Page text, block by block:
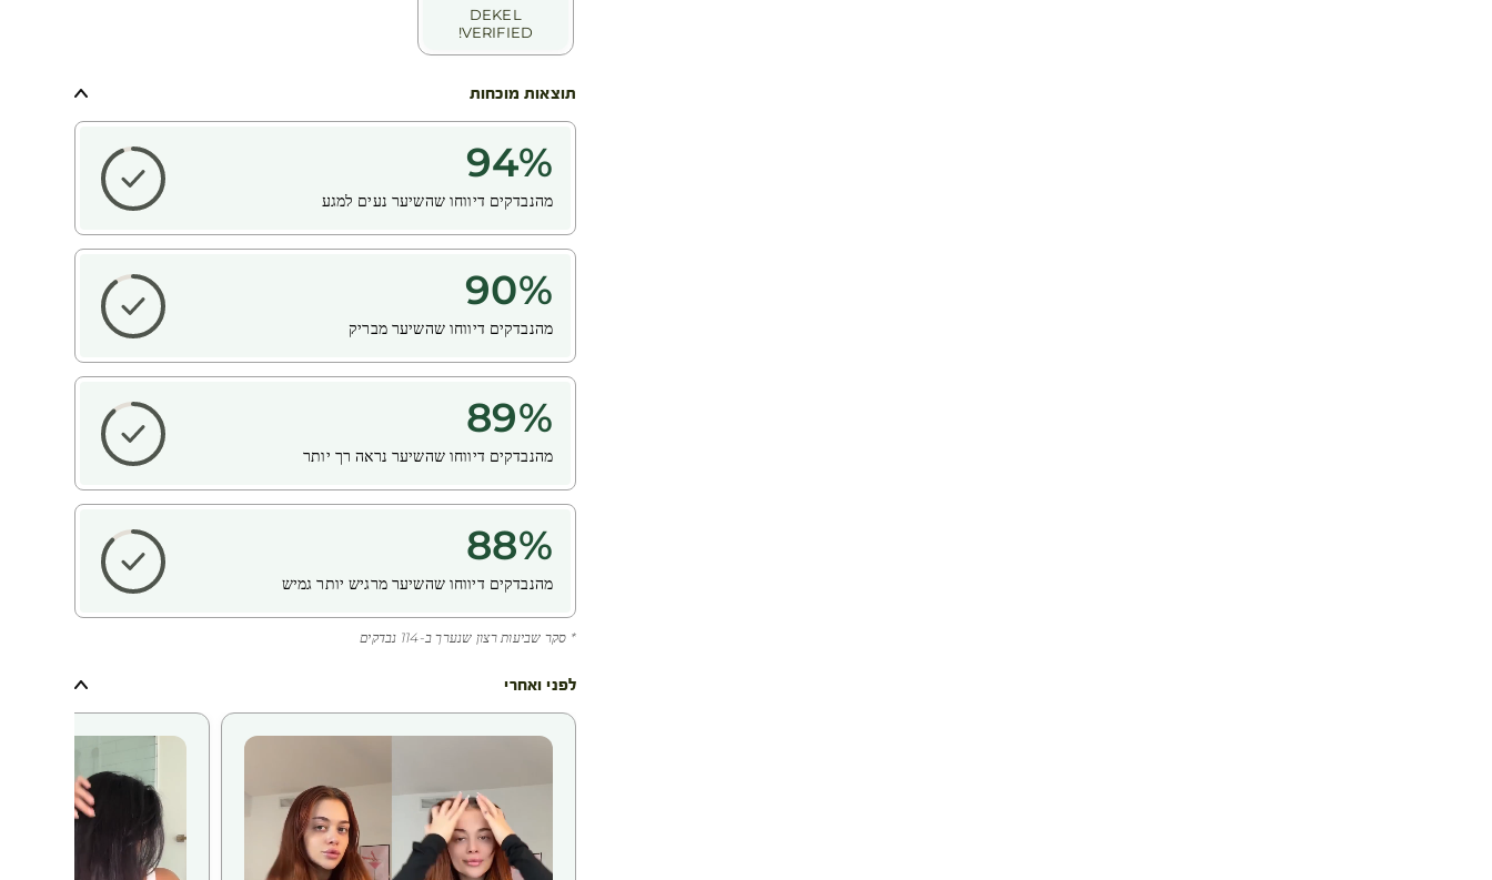
DEKEL
VERIFIED!
תוצאות מוכחות
94%
מהנבדקים דיווחו שהשיער נעים למגע
90%
מהנבדקים דיווחו שהשיער מבריק
89%
מהנבדקים דיווחו שהשיער נראה רך יותר
88%
מהנבדקים דיווחו שהשיער מרגיש יותר גמיש
* סקר שביעות רצון שנערך ב-114 נבדקים
לפני ואחרי